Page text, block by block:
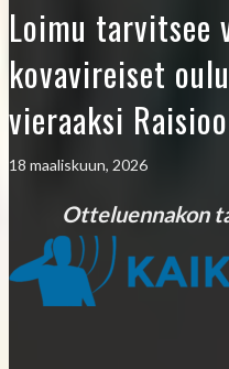
Loimu tarvitsee
kovavireiset
vieraaksi
18 maaliskuun, 2026
Otteluennakon